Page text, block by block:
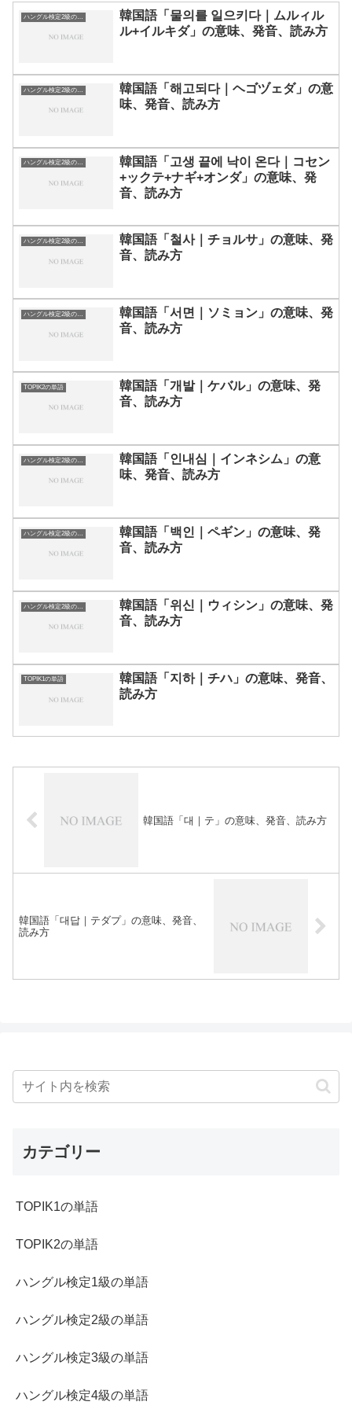
ハングル検定2級の単語
韓国語「물의를 일으키다｜ムルィル
ル+イルキダ」の意味、発音、読み方
ハングル検定2級の単語
韓国語「해고되다｜ヘゴヅェダ」の意
味、発音、読み方
ハングル検定2級の単語
韓国語「고생 끝에 낙이 온다｜コセン
+ックテ+ナギ+オンダ」の意味、発
音、読み方
ハングル検定2級の単語
韓国語「철사｜チョルサ」の意味、発
音、読み方
ハングル検定2級の単語
韓国語「서면｜ソミョン」の意味、発
音、読み方
TOPIK2の単語
韓国語「개발｜ケバル」の意味、発
音、読み方
ハングル検定2級の単語
韓国語「인내심｜インネシム」の意
味、発音、読み方
ハングル検定2級の単語
韓国語「백인｜ペギン」の意味、発
音、読み方
ハングル検定2級の単語
韓国語「위신｜ウィシン」の意味、発
音、読み方
TOPIK1の単語
韓国語「지하｜チハ」の意味、発音、
読み方
韓国語「대｜テ」の意味、発音、読み方
韓国語「대답｜テダプ」の意味、発音、
読み方
カテゴリー
TOPIK1の単語
TOPIK2の単語
ハングル検定1級の単語
ハングル検定2級の単語
ハングル検定3級の単語
ハングル検定4級の単語